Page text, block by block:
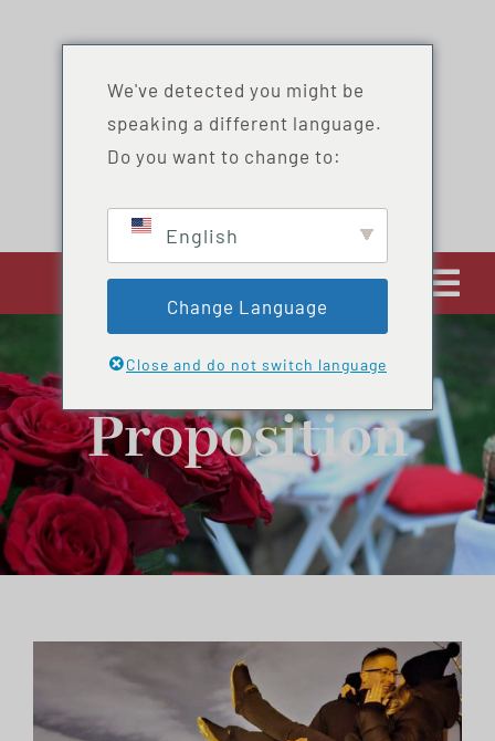
SERVICES
FAQ
BLOG
WHATSAPP MAINTENANT
Proposition
We've detected you might be
speaking a different language.
Do you want to change to:
English
Change Language
Close and do not switch language